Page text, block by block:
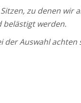
zu denen wir
belästigt werden.
der Auswahl achten